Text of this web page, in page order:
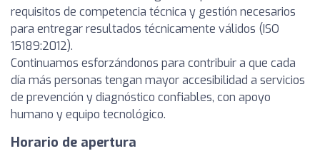
requisitos de competencia técnica y gestión necesarios
para entregar resultados técnicamente válidos (ISO
15189:2012).
Continuamos esforzándonos para contribuir a que cada
día más personas tengan mayor accesibilidad a servicios
de prevención y diagnóstico confiables, con apoyo
humano y equipo tecnológico.
Horario de apertura